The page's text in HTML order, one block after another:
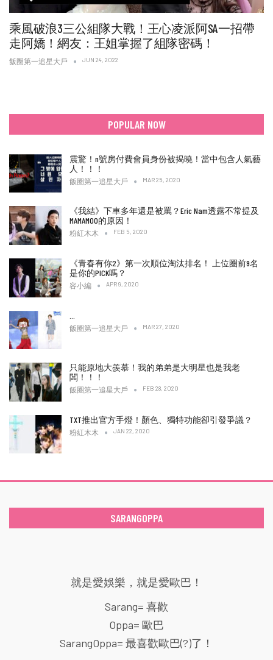
乘風破浪3三公組隊大戰！王心凌派阿SA一招帶
走阿嬌！網友：王姐掌握了組隊密碼！
飯圈第一追星大戶 JUN 24, 2022
POPULAR NOW
震驚！n號房付費會員身份被揭曉！當中包含人氣藝
人！！！
飯圈第一追星大戶 MAR 25, 2020
《我結》下車多年還是被罵？Eric Nam透露不常提及
MAMAMOO的原因！
粉紅木木 FEB 5, 2020
《青春有你2》第一次順位淘汰排名！ 上位圈前9名
是你的PICK嗎？
容小編 APR 9, 2020
飯圈第一追星大戶 MAR 27, 2020
只能原地大羨慕！我的弟弟是大明星也是我老
闆！！！
飯圈第一追星大戶 FEB 28, 2020
TXT推出官方手燈！顏色、獨特功能卻引發爭議？
粉紅木木 JAN 22, 2020
SARANGOPPA
就是愛娛樂，就是愛歐巴！
Sarang= 喜歡
Oppa= 歐巴
SarangOppa= 最喜歡歐巴(?)了！